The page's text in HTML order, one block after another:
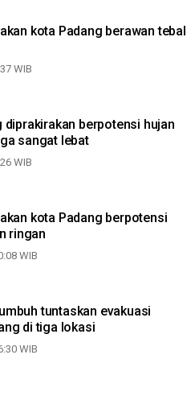
kota Padang berawan tebal
WIB
diprakirakan berpotensi hujan
sangat lebat
WIB
kota Padang berpotensi
ringan
WIB
tuntaskan evakuasi
di tiga lokasi
WIB